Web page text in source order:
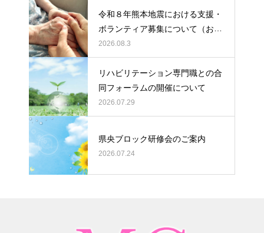
令和８年熊本地震における支援・
ボランティア募集について（お願
い）
2026.08.3
リハビリテーション専門職との合
同フォーラムの開催について
2026.07.29
県央ブロック研修会のご案内
2026.07.24